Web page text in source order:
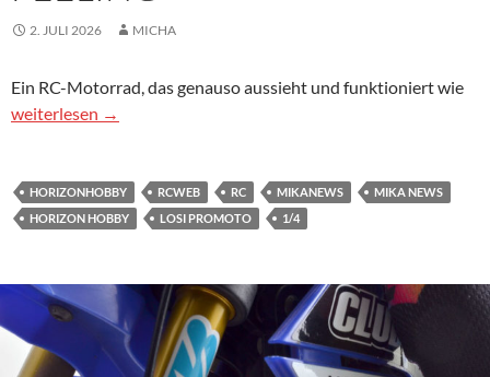
2. JULI 2026 MICHA
Ein RC-Motorrad, das genauso aussieht und funktioniert wie
Losi Promoto: Die erste RC-Motorradplattform mit echtem
weiterlesen →
HORIZONHOBBY RCWEB RC MIKANEWS
MIKA NEWS
HORIZON HOBBY
LOSI PROMOTO 1/4